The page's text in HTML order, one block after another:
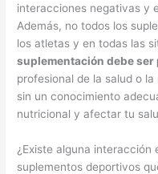
interacciones negativas y
Además, no todos los
los atletas y en todas las
suplementación debe ser
profesional de la salud o
sin un conocimiento
nutricional y afectar tu
¿Existe alguna interacción
suplementos deportivos